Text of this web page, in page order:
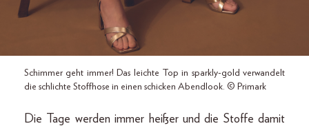
Schimmer geht immer! Das leichte Top in sparkly-gold verwandelt
die schlichte Stoffhose in einen schicken Abendlook. © Primark
Die Tage werden immer heißer und die Stoffe damit